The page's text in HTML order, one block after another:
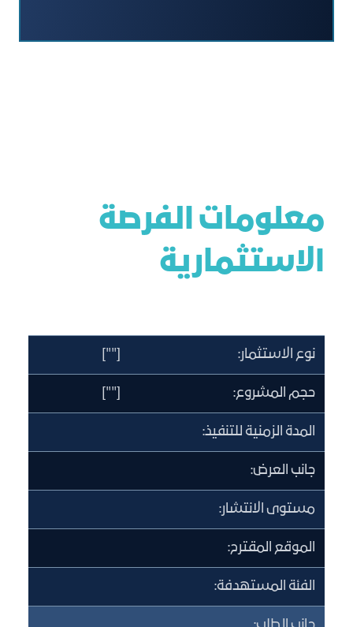
معلومات الفرصة
الاستثمارية
نوع الاستثمار: [""]
حجم المشروع: [""]
المدة الزمنية للتنفيذ:
جانب العرض:
مستوى الانتشار:
الموقع المقترح:
الفئة المستهدفة: